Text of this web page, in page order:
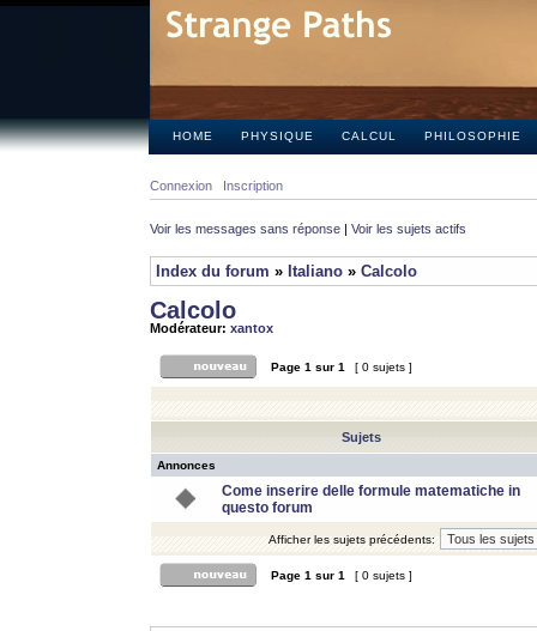
HOME PHYSIQUE CALCUL PHILOSOPHIE
Connexion Inscription
Voir les messages sans réponse | Voir les sujets actifs
Index du forum » Italiano » Calcolo
Calcolo
Modérateur: xantox
Page 1 sur 1 [ 0 sujets ]
Sujets
Annonces
Come inserire delle formule matematiche in
questo forum
Afficher les sujets précédents:
Page 1 sur 1 [ 0 sujets ]